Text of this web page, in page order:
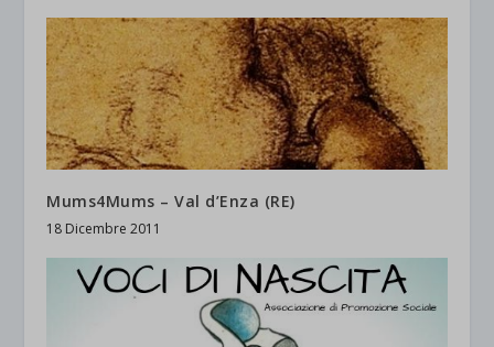
Mums4Mums – Val d’Enza (RE)
18 Dicembre 2011